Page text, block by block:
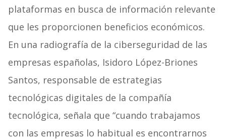
plataformas en busca de información relevante
que les proporcionen beneficios económicos.
En una radiografía de la ciberseguridad de las
empresas españolas, Isidoro López-Briones
Santos, responsable de estrategias
tecnológicas digitales de la compañía
tecnológica, señala que “cuando trabajamos
con las empresas lo habitual es encontrarnos